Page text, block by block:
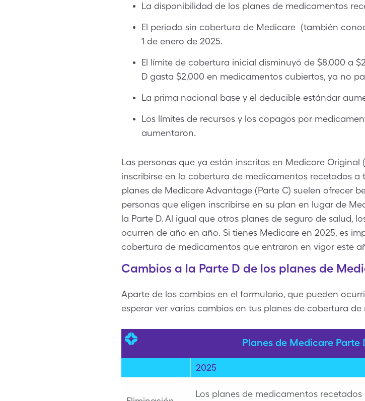
La disponibilidad de los planes de medicamentos
El periodo sin cobertura de Medicare (también
1 de enero de 2025.
El límite de cobertura inicial disminuyó de $8,000 a
D gasta $2,000 en medicamentos cubiertos, ya no
La prima nacional base y el deducible estándar
Los límites de recursos y los copagos por
aumentaron.
Las personas que ya están inscritas en Medicare Original
inscribirse en la cobertura de medicamentos recetados a
planes de Medicare Advantage (Parte C) suelen ofrecer
personas que eligen inscribirse en su plan en lugar de
la Parte D. Al igual que otros planes de seguro de salud,
ocurren de año en año. Si tienes Medicare en 2025, es
cobertura de medicamentos que entraron en vigor este
Cambios a la Parte D de los planes de
Aparte de los cambios en el formulario, que pueden
esperar ver varios cambios en tus planes de cobertura
Planes de Medicare Parte
2025
Los planes de medicamentos recetados